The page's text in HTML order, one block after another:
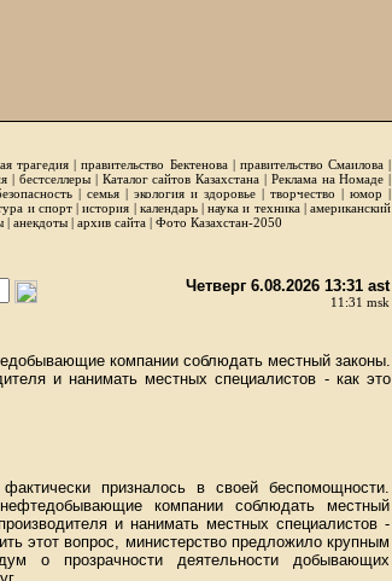
трагедия |правительство Бектенова| правительство Смаилова|
| бестселлеры| Каталог сайтов Казахстана | Реклама на Номаде |
| семья | экология и здоровье | творчество | юмор |
и спорт|история | календарь|наука и техника|американский
| анекдоты | архив сайта | Фото Казахстан-2050
Четверг 6.08.2026 13:31 ast
11:31 msk
компании соблюдать местный законы.
и нанимать местных специалистов - как это
призналось в своей беспомощности.
компании соблюдать местный
и нанимать местных специалистов -
этот вопрос, министерство предложило крупным
о прозрачности деятельности добывающих